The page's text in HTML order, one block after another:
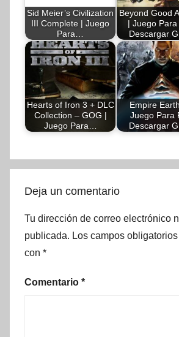
Sid Meier’s Civilization
III Complete | Juego
Para…
Beyond Good
| Juego Para
Descargar
Hearts of Iron 3 + DLC
Collection – GOG |
Juego Para…
Empire
Juego Para
Descargar
Deja un comentario
Tu dirección de correo electrónico
publicada. Los campos
con *
Comentario *